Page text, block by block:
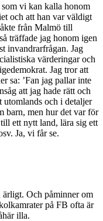
som vi kan kalla honom
och att han var väldigt
från Malmö till
träffade jag honom igen
invandrarfrågan. Jag
värderingar och
Jag tror att
sa: ’Fan jag pallar inte
att jag hade rätt och
utomlands och i detaljer
barn, men hur det var för
ett nytt land, lära sig ett
Ja, vi får se.
Och påminner om
på FB ofta är
illa.